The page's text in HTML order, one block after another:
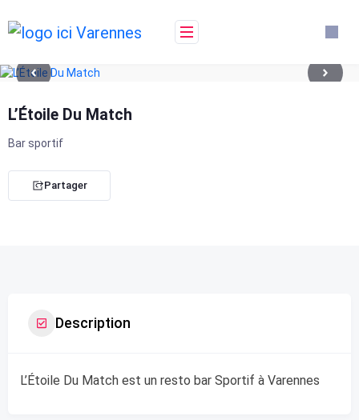
to
content
L’Étoile Du Match
Bar sportif
Partager
Description
L’Étoile Du Match est un resto bar Sportif à Varennes